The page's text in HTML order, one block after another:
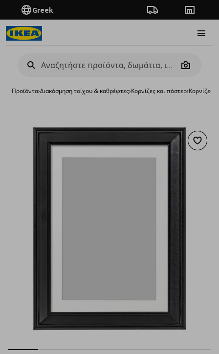
Greek Πορεία παραγγελίας
Camera
Προϊόντα›Διακόσμηση τοίχου & καθρέφτες›Κορνίζες και πόστερ›Κορνίζες